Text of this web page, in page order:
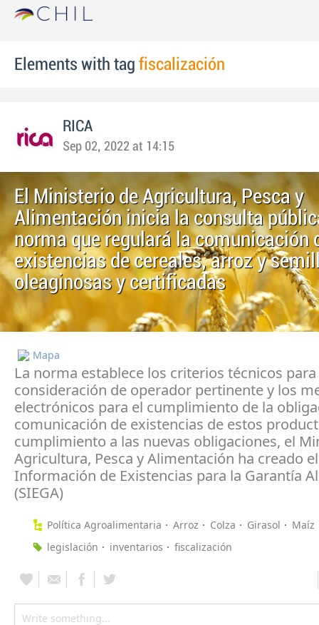
Elements with tag fiscalización
RICA
Sep 02, 2022 at 14:15
El Ministerio de Agricultura, Pesca y
Alimentación inicia la consulta
norma que regulará la comunicación
existencias de cereales, arroz y
oleaginosas y certificadas
Mapa
La norma establece los criterios técnicos
consideración de operador pertinente y los
electrónicos para el cumplimiento de la
comunicación de existencias de estos
cumplimiento a las nuevas obligaciones, el
Agricultura, Pesca y Alimentación ha creado
Información de Existencias para la Garantía
(SIEGA)
Política Agroalimentaria Arroz Colza Girasol
Maíz
legislación
inventarios fiscalización